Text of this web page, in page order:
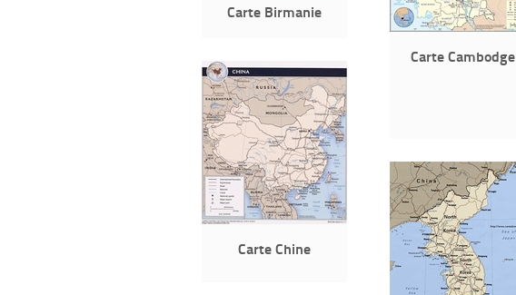
Carte Birmanie
Carte Cambodge
Carte Chine